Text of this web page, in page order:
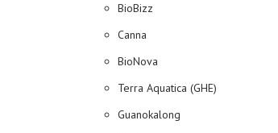
BioBizz
Canna
BioNova
Terra Aquatica (GHE)
Guanokalong